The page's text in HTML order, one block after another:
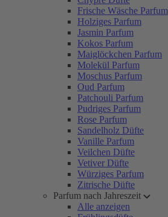
Frische Wäsche Parfum
Holziges Parfum
Jasmin Parfum
Kokos Parfum
Maiglöckchen Parfum
Molekül Parfum
Moschus Parfum
Oud Parfum
Patchouli Parfum
Pudriges Parfum
Rose Parfum
Sandelholz Düfte
Vanille Parfum
Veilchen Düfte
Vetiver Düfte
Würziges Parfum
Zitrische Düfte
Parfum nach Jahreszeit
Alle anzeigen